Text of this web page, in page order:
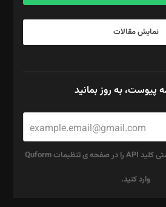
نمایش مقالات
پیوست، به روز بمانید
برای استفاده از ریکپچا بایستی کلید API را در صفحه ی تنظیمات Quform
وارد کنید.